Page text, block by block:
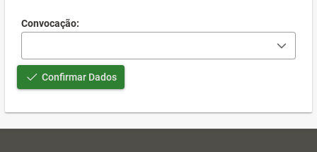
Convocação:
Confirmar Dados